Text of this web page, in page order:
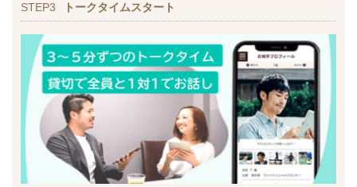
STEP3 トークタイムスタート